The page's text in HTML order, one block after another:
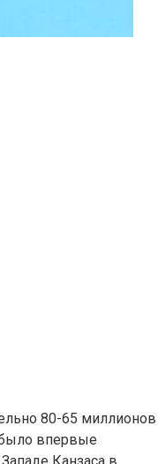
80-65 миллионов
было впервые